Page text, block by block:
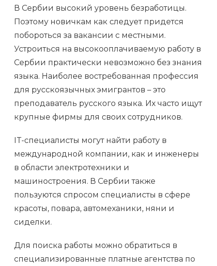
В Сербии высокий уровень безработицы.
Поэтому новичкам как следует придется
побороться за вакансии с местными.
Устроиться на высокооплачиваемую работу в
Сербии практически невозможно без знания
языка. Наиболее востребованная профессия
для русскоязычных эмигрантов – это
преподаватель русского языка. Их часто ищут
крупные фирмы для своих сотрудников.
IT-специалисты могут найти работу в
международной компании, как и инженеры
в области электротехники и
машиностроения. В Сербии также
пользуются спросом специалисты в сфере
красоты, повара, автомеханики, няни и
сиделки.
Для поиска работы можно обратиться в
специализированные платные агентства по